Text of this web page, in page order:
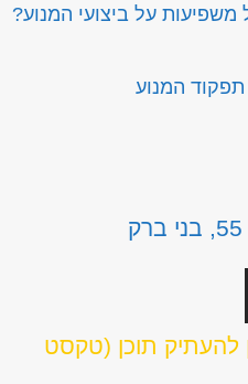
על ביצועי המנוע?
המנוע
להעתיק תוכן (טקסט